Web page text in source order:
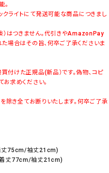
。
クライトにて発送可能な商品につきまし
）はつきません。代引きやAmazonPay
場合はその旨、何卒ご了承くださいま
けた正規品(新品）です。偽物、コピ
求めください。
き全てお断りいたします。何卒ご了承
75cm/袖丈21cm)
丈77cm/袖丈21cm)